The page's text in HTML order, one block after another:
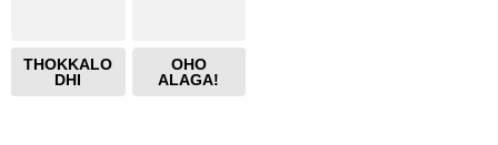
THOKKALO
DHI
OHO
ALAGA!